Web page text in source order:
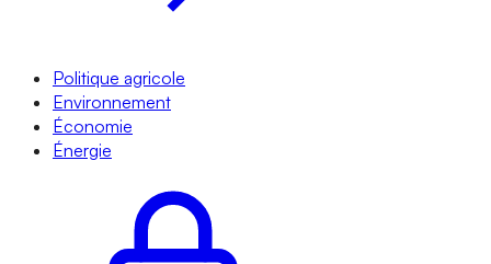
Politique agricole
Environnement
Économie
Énergie